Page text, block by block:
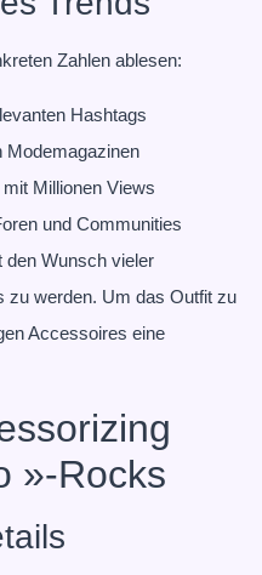
Zahlen ablesen:
Hashtags
Modemagazinen
Millionen Views
und Communities
den Wunsch vieler
zu werden. Um das Outfit zu
Accessoires eine
»-Rocks